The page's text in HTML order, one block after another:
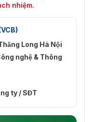
nhiệm.
Long Hà Nội
nghệ & Thông
ty / SĐT